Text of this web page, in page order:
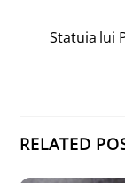
Statuia lui
RELATED